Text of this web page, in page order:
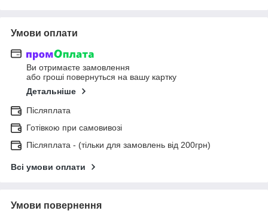
Умови оплати
Ви отримаєте замовлення
або гроші повернуться на вашу картку
Детальніше
Післяплата
Готівкою при самовивозі
Післяплата - (тільки для замовлень від 200грн)
Всі умови оплати
Умови повернення